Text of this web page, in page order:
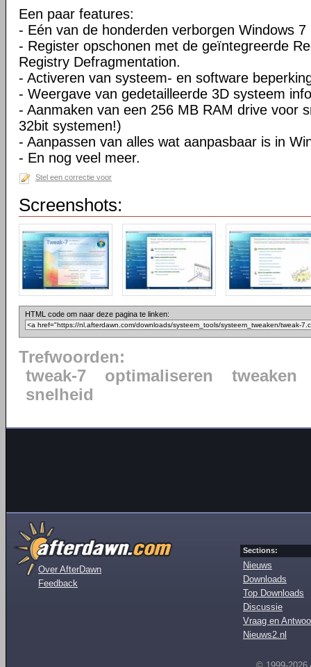
Een paar features:
- Eén van de honderden verborgen Windows
- Register opschonen met de geïntegreerde
Registry Defragmentation.
- Activeren van systeem- en software
- Weergave van gedetailleerde 3D systeem
- Aanmaken van een 256 MB RAM drive voor
32bit systemen!)
- Aanpassen van alles wat aanpasbaar is in
- En nog veel meer.
Stel een correctie voor
Screenshots:
HTML code om naar deze pagina te linken:
Trefwoorden:
tweak-7
optimaliseren
tweaken
snelheid
Over AfterDawn
Feedback
Sections:
Nieuws
Downloads
Top Downloads
Discussie
Vraag en
Nieuws2.nl